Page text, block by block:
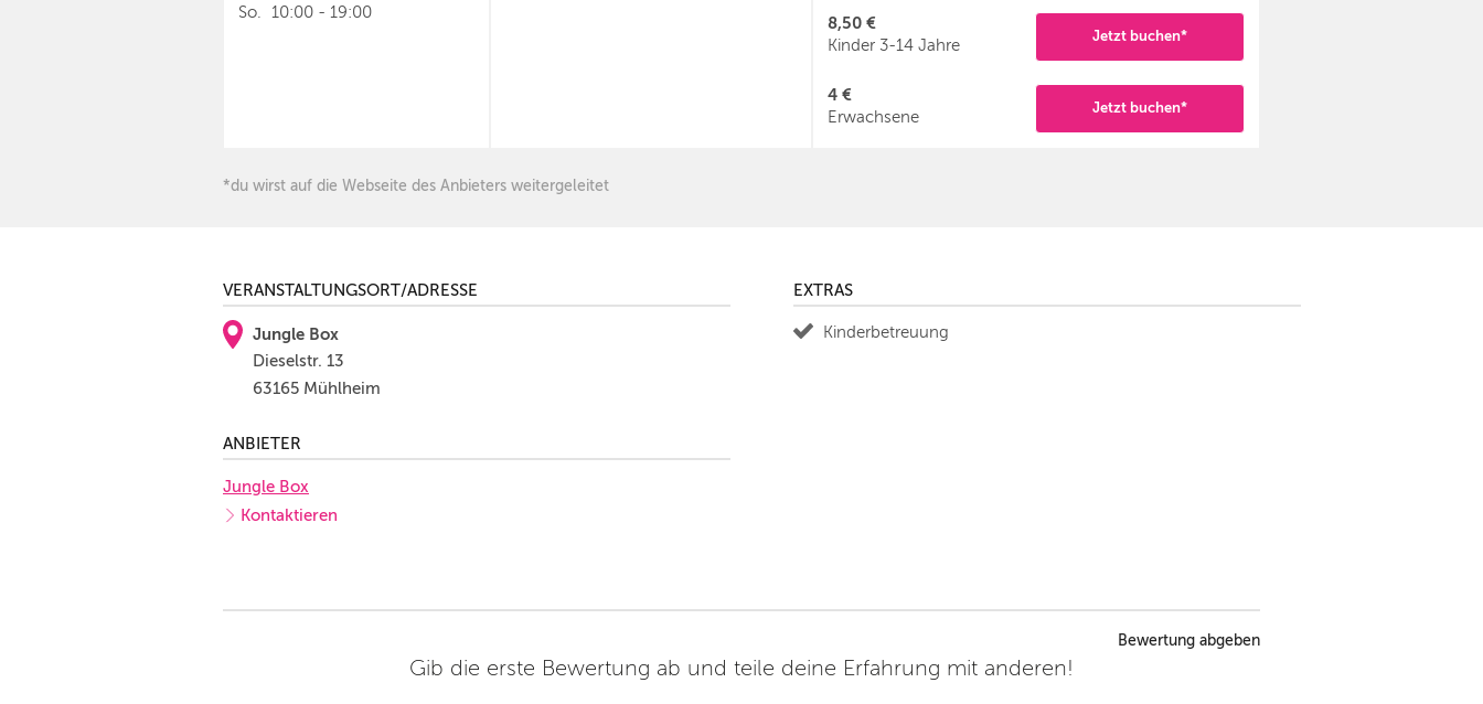
So.
10:00 - 19:00
8,50 €
Kinder 3-14 Jahre
Jetzt buchen*
4 €
Erwachsene
Jetzt buchen*
*du wirst auf die Webseite des Anbieters weitergeleitet
EXTRAS
Kinderbetreuung
VERANSTALTUNGSORT/ADRESSE
Jungle Box
Dieselstr. 13
63165 Mühlheim
ANBIETER
Jungle Box
Kontaktieren
Bewertung abgeben
Gib die erste Bewertung ab und teile deine Erfahrung mit anderen!